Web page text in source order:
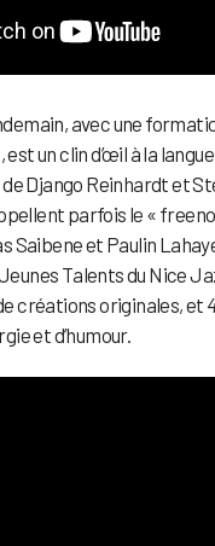
avec une
, est un clin d’œil à la
Django Reinhardt et
parfois le «
Saibene et Paulin
Talents du Nice
créations originales, et
et d’humour.